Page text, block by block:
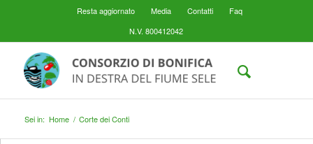
Resta aggiornato Media Contatti
Faq
N.V. 800412042
Sei in: Home / Corte dei Conti